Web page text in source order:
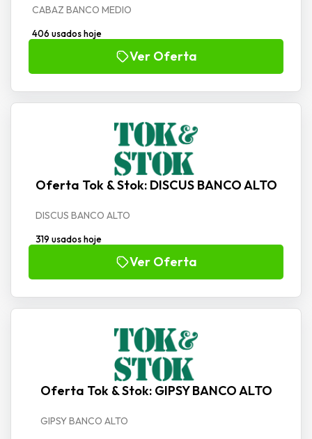
CABAZ BANCO MEDIO
406 usados hoje
Ver Oferta
Oferta Tok & Stok: DISCUS BANCO ALTO
DISCUS BANCO ALTO
319 usados hoje
Ver Oferta
Oferta Tok & Stok: GIPSY BANCO ALTO
GIPSY BANCO ALTO